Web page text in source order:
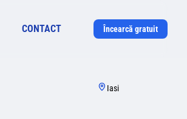
CONTACT Încearcă gratuit
Iasi